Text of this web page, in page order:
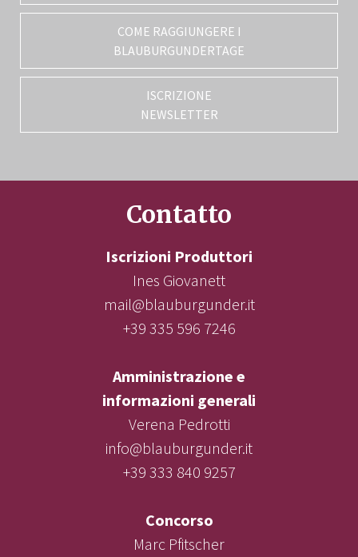
COME RAGGIUNGERE I
BLAUBURGUNDERTAGE
ISCRIZIONE
NEWSLETTER
Contatto
Iscrizioni Produttori
Ines Giovanett
mail@blauburgunder.it
+39 335 596 7246
Amministrazione e
informazioni generali
Verena Pedrotti
info@blauburgunder.it
+39 333 840 9257
Concorso
Marc Pfitscher